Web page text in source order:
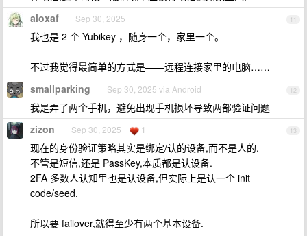
11
aloxaf Sep 30, 2025
我也是 2 个 Yubikey ，随身一个，家里一个。
不过我觉得最简单的方式是——远程连接家里的电脑……
12
smallparking Sep 30, 2025 via Android
我是弄了两个手机，避免出现手机损坏导致两部验证问题
13
zizon Sep 30, 2025 1
现在的身份验证策略其实是绑定/认的设备,而不是人的.
不管是短信,还是 PassKey,本质都是认设备.
2FA 多数人认知里也是认设备,但实际上是认一个 init
code/seed.
所以要 failover,就得至少有两个基本设备.